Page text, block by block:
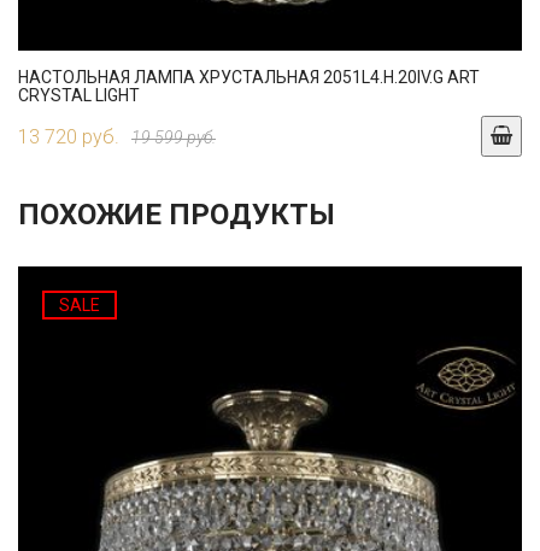
НАСТОЛЬНАЯ ЛАМПА ХРУСТАЛЬНАЯ 2051L4.H.20IV.G ART
CRYSTAL LIGHT
13 720 руб. 19 599 руб.
ПОХОЖИЕ ПРОДУКТЫ
SALE